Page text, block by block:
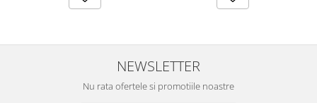
NEWSLETTER
Nu rata ofertele si promotiile noastre